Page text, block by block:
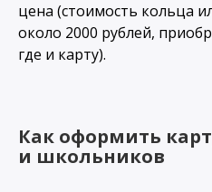
цена (стоимость кольца
около 2000 рублей,
где и карту).
Как оформить
и школьников